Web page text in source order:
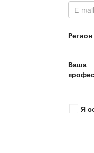
Регион
аша
Я